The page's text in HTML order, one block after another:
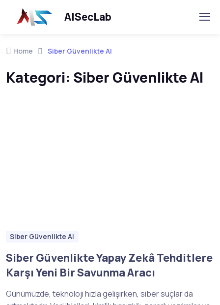
AISecLab
Home Siber Güvenlikte AI
Kategori: Siber Güvenlikte AI
Siber Güvenlikte AI
Siber Güvenlikte Yapay Zekâ Tehditlere
Karşı Yeni Bir Savunma Aracı
Günümüzde, teknoloji hızla gelişirken, siber suçlar da